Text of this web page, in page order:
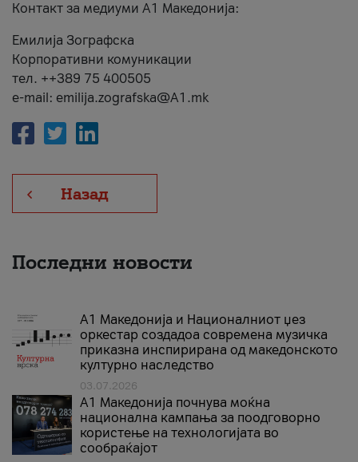
Контакт за медиуми А1 Македонија:
Емилија Зографска
Корпоративни комуникации
тел. ++389 75 400505
e-mail: emilija.zografska@A1.mk
Назад
Последни новости
А1 Македонија и Националниот џез
оркестар создадоа современа музичка
приказна инспирирана од македонското
културно наследство
03.07.2026
A1 Македонија почнува моќна
национална кампања за поодговорно
користење на технологијата во
сообраќајот